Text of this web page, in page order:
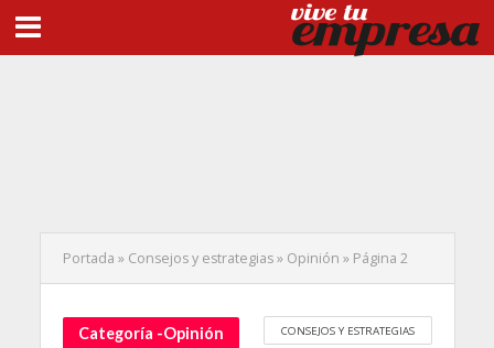
Portada » Consejos y estrategias» Opinión » Página 2
Categoría -Opinión CONSEJOS Y ESTRATEGIAS